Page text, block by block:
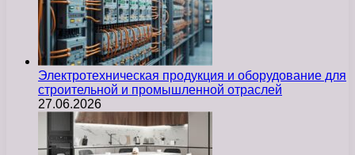
Электротехническая продукция и оборудование для
строительной и промышленной отраслей
27.06.2026